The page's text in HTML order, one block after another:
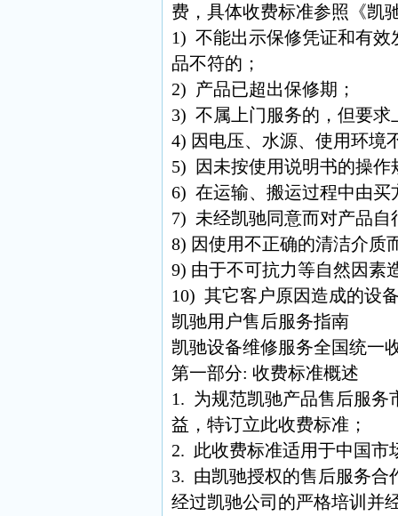
费，具体收费标准参照《凯
1) 不能出示保修凭证和有效
品不符的；
2) 产品已超出保修期；
3) 不属上门服务的，但要求
4) 因电压、水源、使用环境
5) 因未按使用说明书的操作
6) 在运输、搬运过程中由买
7) 未经凯驰同意而对产品
8) 因使用不正确的清洁介质
9) 由于不可抗力等自然因素
10) 其它客户原因造成的设
凯驰用户售后服务指南
凯驰设备维修服务全国统一
第一部分: 收费标准概述
1. 为规范凯驰产品售后服务
益，特订立此收费标准；
2. 此收费标准适用于中国市
3. 由凯驰授权的售后服务合
经过凯驰公司的严格培训并